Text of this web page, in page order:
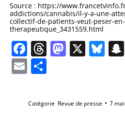
Source : https://
addictions/cannabis/il-y-a-une-
collectif-de-patients-veut-peser-
therapeutique_3431559.html
Facebook
Threads
X
Email
Catégorie Revue de presse 7